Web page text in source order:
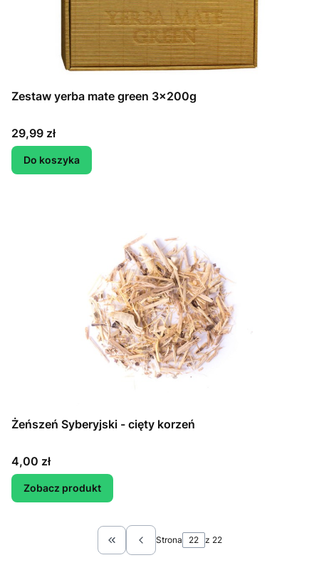
Zestaw yerba mate green 3x200g
Cena
29,99 zł
Do koszyka
Żeńszeń Syberyjski - cięty korzeń
Cena
4,00 zł
Zobacz produkt
Wróć do pierwszej strony z produktami
Strona z 22